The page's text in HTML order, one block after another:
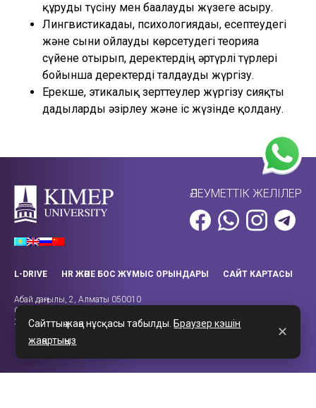
Сайттың жаңа нұсқасы табылды. Браузер кэшін
жаңартыңыз
✕
құруды түсіну мен бағалауды жүзеге асыру.
Лингвистикадағы, психологиядағы, есептеудегі
және сыни ойлауды көрсетудегі теорияға
сүйене отырып, деректердің әртүрлі түрлері
бойынша деректерді талдауды жүргізу.
Ерекше, этикалық зерттеулер жүргізу сияқты
дағдыларды әзірлеу және іс жүзінде қолдану.
ӘЛЕУМЕТТІК ЖЕЛІЛЕР
L-DRIVE HR ЖӘНЕ БОС ЖҰМЫС ОРЫНДАРЫ САЙТ КАРТАСЫ
Абай даңғылы, 2, Алматы 050010
Call-орталығы: +7 (727) 270-43-14
Жұмыс уақыты: 08:00 – 18:00